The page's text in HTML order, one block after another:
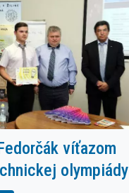
víťazom
olympiády